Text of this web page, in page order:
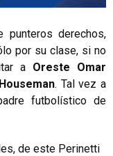
punteros derechos,
por su clase, si no
a Oreste Omar
. Tal vez a
futbolístico de
de este Perinetti